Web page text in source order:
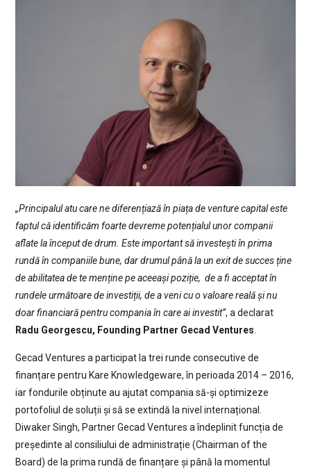
„Principalul atu care ne diferențiază în piața de venture capital este
faptul că identificăm foarte devreme potențialul unor companii
aflate la început de drum. Este important să investești în prima
rundă în companiile bune, dar drumul până la un exit de succes ține
de abilitatea de te menține pe aceeași poziție, de a fi acceptat în
rundele următoare de investiții, de a veni cu o valoare reală și nu
doar financiară pentru compania în care ai investit”, a declarat
Radu Georgescu, Founding Partner Gecad Ventures
Gecad Ventures a participat la trei runde consecutive de
finanțare pentru Kare Knowledgeware, în perioada 2014 – 2016,
iar fondurile obținute au ajutat compania să-și optimizeze
portofoliul de soluții și să se extindă la nivel internațional.
Diwaker Singh, Partner Gecad Ventures a îndeplinit funcția de
președinte al consiliului de administrație (Chairman of the
Board) de la prima rundă de finanțare și până la momentul